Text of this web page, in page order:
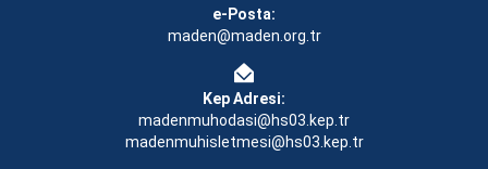
e-Posta:
maden@maden.org.tr
Kep Adresi:
madenmuhodasi@hs03.kep.tr
madenmuhisletmesi@hs03.kep.tr